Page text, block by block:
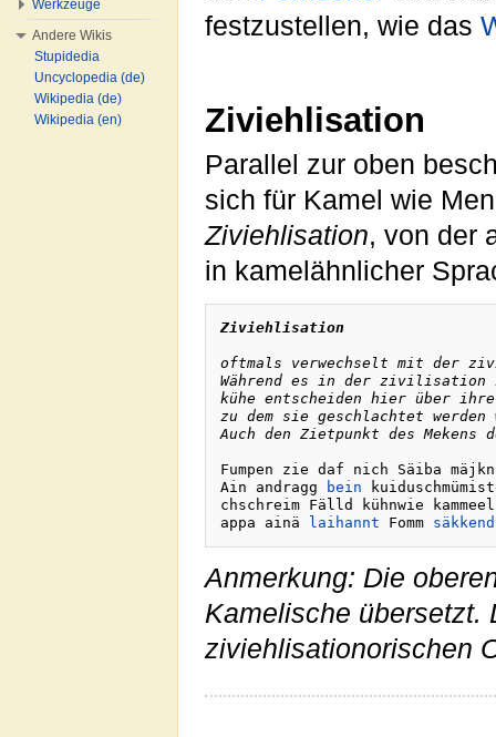
festzustellen, wie das
Ziviehlisation
Parallel zur oben
sich für Kamel wie
Ziviehlisation, von der
in kamelähnlicher
Ziviehlisation
oftmals verwechselt mit der
Während es in der
kühe entscheiden hier über
zu dem sie geschlachtet
Auch den Zietpunkt des
Fumpen zie daf nich Säiba
Ain andragg
bein
chschreim Fälld kühnwie
appa ainä
laihannt Fomm
Anmerkung: Die
Kamelische übersetzt.
ziviehlisationorischen
Werkzeuge
Andere Wikis
Stupidedia
Uncyclopedia (de)
Wikipedia (de)
Wikipedia (en)